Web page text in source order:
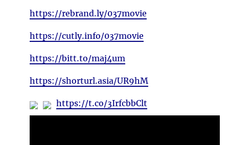
https://rebrand.ly/037movie
https://cutly.info/037movie
https://bitt.to/maj4um
https://shorturl.asia/UR9hM
https://t.co/3IrfcbbClt